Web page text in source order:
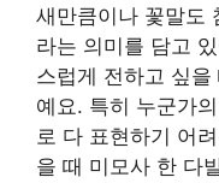
새만큼이나 꽃말도
라는 의미를 담고
스럽게 전하고 싶
예요. 특히 누군가
로 다 표현하기 어
을 때 미모사 한 다